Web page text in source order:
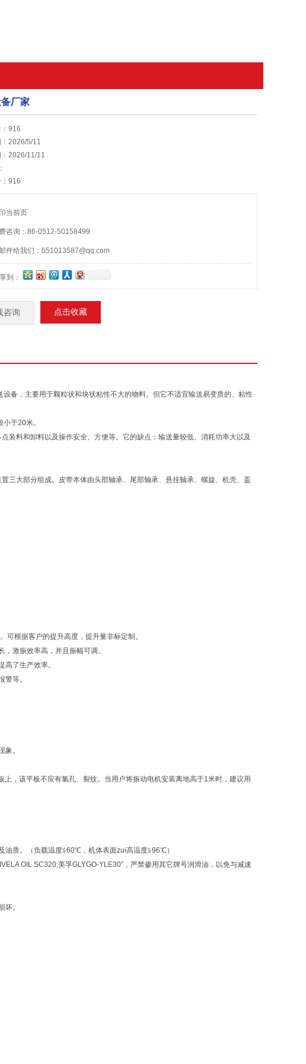
厂家
916
2026/5/11
2026/11/11
916
当前页
咨询：86-0512-50158499
件给我们：651013587@qq.com
到：
咨询 点击收藏
备，主要用于颗粒状和块状粘性不大的物料。但它不适宜输送易变质的、粘性
于20米。
料和卸料以及操作安全、方便等。它的缺点：输送量较低、消耗功率大以及
三大部分组成。皮带本体由头部轴承、尾部轴承、悬挂轴承、螺旋、机壳、盖
根据客户的提升高度，提升量非标定制。
激振效率高，并且振幅可调。
了生产效率。
等。
。
，该平板不应有氯孔、裂纹。当用户将振动电机安装离地高于1米时，建议用
油质。（负载温度≦60℃，机体表面zui高温度≦96℃）
OIL SC320;美孚GLYGO-YLE30”，严禁掺用其它牌号润滑油，以免与减速
。